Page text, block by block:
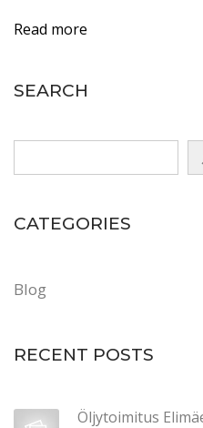
o
i
s
m
l
s
i
Read more
SEARCH
CATEGORIES
Blog
RECENT POSTS
Öljytoimitus